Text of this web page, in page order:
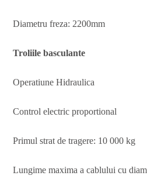
Diametru freza: 2200mm
Troliile basculante
Operatiune Hidraulica
Control electric proportional
Primul strat de tragere: 10 000 kg
Lungime maxima a cablului cu